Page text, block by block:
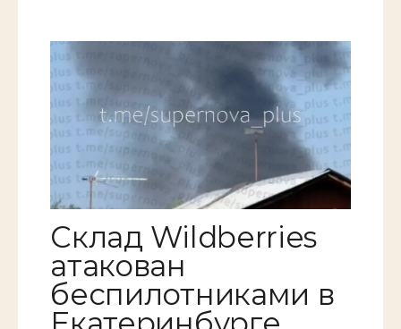
Склад Wildberries
атакован
беспилотниками в